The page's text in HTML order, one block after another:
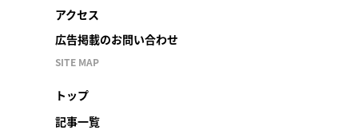
アクセス
広告掲載のお問い合わせ
SITE MAP
トップ
記事一覧